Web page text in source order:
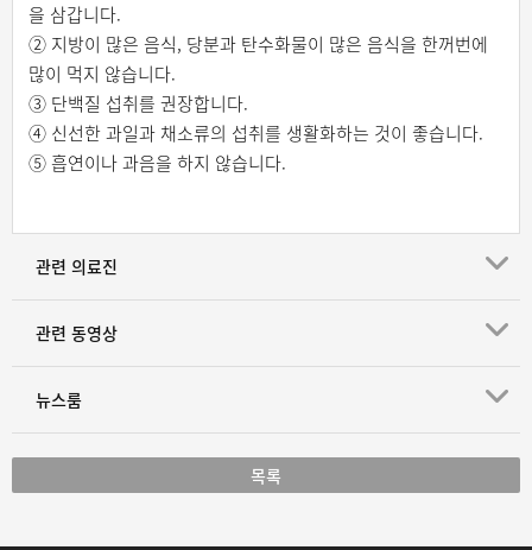
을 삼갑니다.
② 지방이 많은 음식, 당분과 탄수화물이 많은 음식을 한꺼번에
많이 먹지 않습니다.
③ 단백질 섭취를 권장합니다.
④ 신선한 과일과 채소류의 섭취를 생활화하는 것이 좋습니다.
⑤ 흡연이나 과음을 하지 않습니다.
관련 의료진
관련 동영상
뉴스룸
목록